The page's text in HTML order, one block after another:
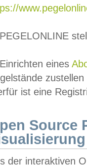
eines
ist eine
Source
der interaktiven